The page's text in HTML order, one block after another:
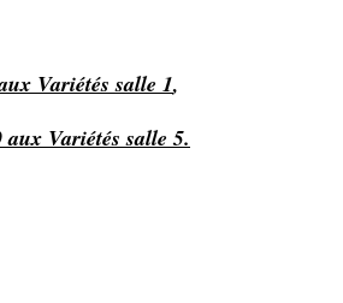
Variétés salle 1,
Variétés salle 5.